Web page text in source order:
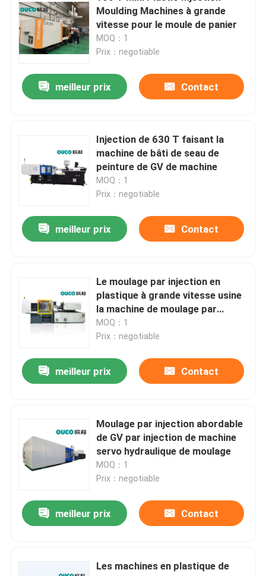
Au sujet de nous
Visite d'usine
Contactez-nous
Demandez une citation
Machine de moulage par injection de seau
Machine automatique de moulage par injection
Machine hydraulique de moulage par injection
Machine de moulage par injection de haute précision
Machine de moulage par injection de moteur servo
Machine de moulage par injection de PVC
Mini Injection Molding Machine
Moulding Machines à grande
vitesse pour le moule de panier
MOQ：1
Prix：negotiable
meilleur prix Contact
Injection de 630 T faisant la
machine de bâti de seau de
peinture de GV de machine
MOQ：1
Prix：negotiable
meilleur prix Contact
Le moulage par injection en
plastique à grande vitesse usine
la machine de moulage par
injection de remise
MOQ：1
Prix：negotiable
meilleur prix Contact
Moulage par injection abordable
de GV par injection de machine
servo hydraulique de moulage
MOQ：1
Prix：negotiable
meilleur prix Contact
Les machines en plastique de